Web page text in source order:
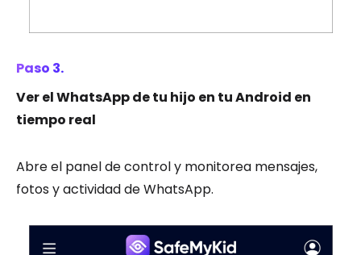
Paso 3.
Ver el WhatsApp de tu hijo en tu Android en
tiempo real
Abre el panel de control y monitorea mensajes,
fotos y actividad de WhatsApp.